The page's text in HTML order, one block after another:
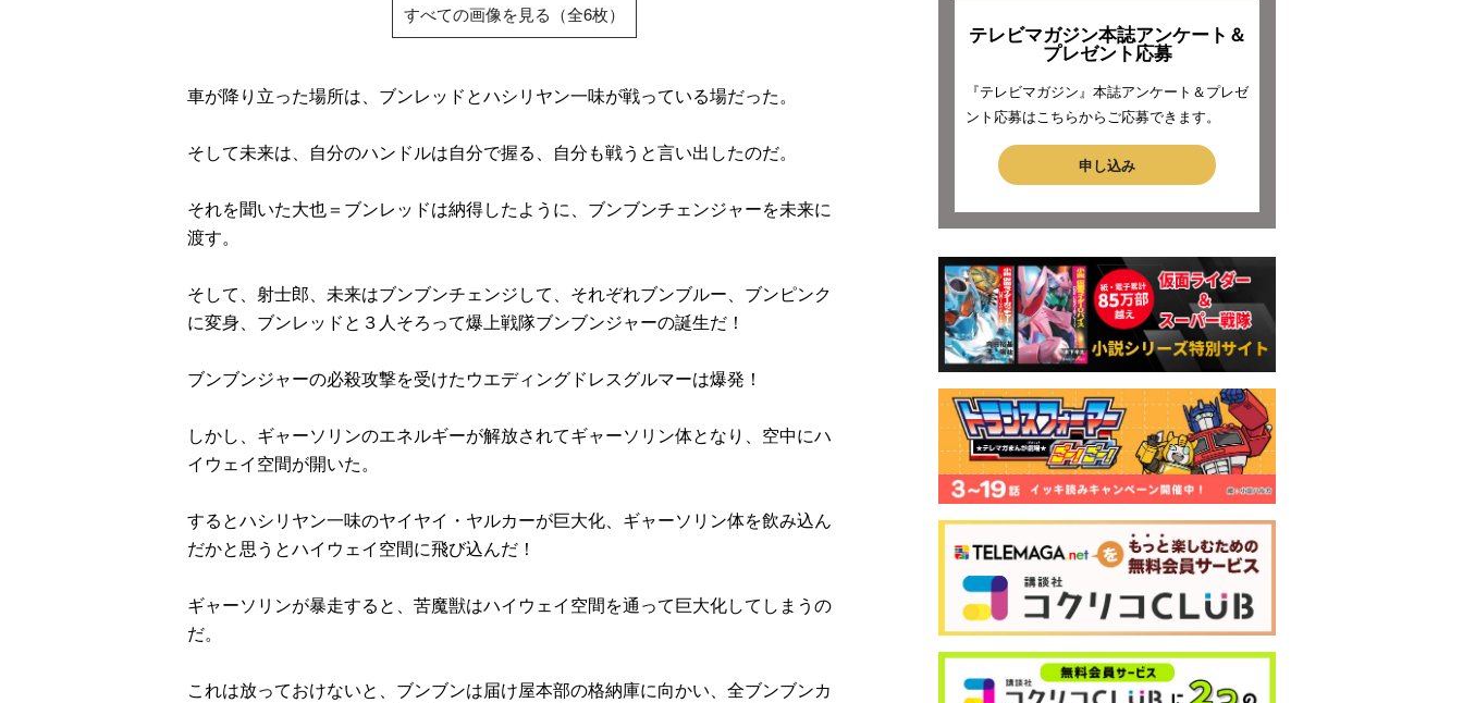
すべての画像を見る（全6枚）
車が降り立った場所は、ブンレッドとハシリヤン一味が戦っている場だった。
そして未来は、自分のハンドルは自分で握る、自分も戦うと言い出したのだ。
それを聞いた大也＝ブンレッドは納得したように、ブンブンチェンジャーを未来に
渡す。
そして、射士郎、未来はブンブンチェンジして、それぞれブンブルー、ブンピンク
に変身、ブンレッドと３人そろって爆上戦隊ブンブンジャーの誕生だ！
ブンブンジャーの必殺攻撃を受けたウエディングドレスグルマーは爆発！
しかし、ギャーソリンのエネルギーが解放されてギャーソリン体となり、空中にハ
イウェイ空間が開いた。
するとハシリヤン一味のヤイヤイ・ヤルカーが巨大化、ギャーソリン体を飲み込ん
だかと思うとハイウェイ空間に飛び込んだ！
ギャーソリンが暴走すると、苦魔獣はハイウェイ空間を通って巨大化してしまうの
だ。
これは放っておけないと、ブンブンは届け屋本部の格納庫に向かい、全ブンブンカ
テレビマガジン本誌アンケート＆
プレゼント応募
『テレビマガジン』本誌アンケート＆プレゼ
ント応募はこちらからご応募できます。
申し込み